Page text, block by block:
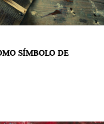
SÍMBOLO DE